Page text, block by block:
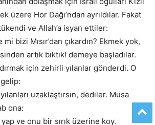
üzere Hor Dağı’ndan ayrıldılar. Fakat
ve Allah’a isyan ettiler:
bizi Mısır’dan çıkardın? Ekmek yok,
artık bıktık! demeye başladılar.
için zehirli yılanlar gönderdi. O
uzaklaştırsın, dediler. Musa
ona:
ve onu bir sırık üzerine koy.